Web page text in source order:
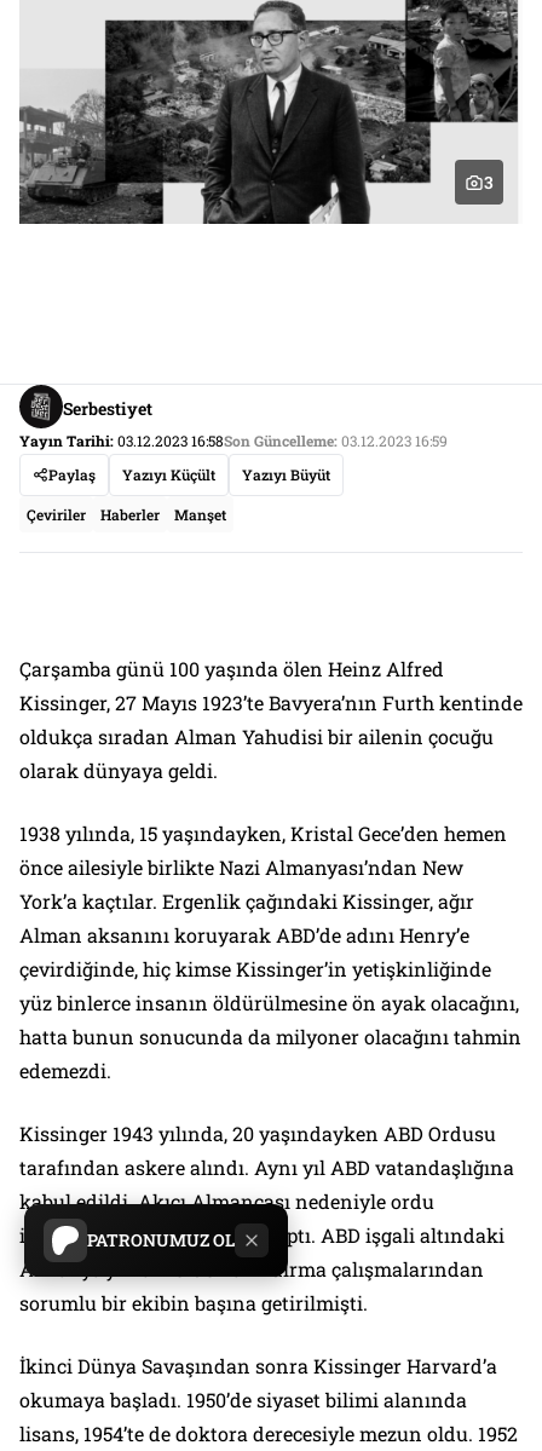
PATRONUMUZ OL
3
Serbestiyet
Yayın Tarihi:03.12.2023 16:58Son Güncelleme:03.12.2023 16:59
Paylaş
Yazıyı Küçült Yazıyı Büyüt
Çeviriler Haberler Manşet
Çarşamba günü 100 yaşında ölen Heinz Alfred
Kissinger, 27 Mayıs 1923’te Bavyera’nın Furth kentinde
oldukça sıradan Alman Yahudisi bir ailenin çocuğu
olarak dünyaya geldi.
1938 yılında, 15 yaşındayken, Kristal Gece’den hemen
önce ailesiyle birlikte Nazi Almanyası’ndan New
York’a kaçtılar. Ergenlik çağındaki Kissinger, ağır
Alman aksanını koruyarak ABD’de adını Henry’e
çevirdiğinde, hiç kimse Kissinger’in yetişkinliğinde
yüz binlerce insanın öldürülmesine ön ayak olacağını,
hatta bunun sonucunda da milyoner olacağını tahmin
edemezdi.
Kissinger 1943 yılında, 20 yaşındayken ABD Ordusu
tarafından askere alındı. Aynı yıl ABD vatandaşlığına
kabul edildi. Akıcı Almancası nedeniyle ordu
istihbarat biriminde görev yaptı. ABD işgali altındaki
Almanya’yı Nazilerden arındırma çalışmalarından
sorumlu bir ekibin başına getirilmişti.
İkinci Dünya Savaşından sonra Kissinger Harvard’a
okumaya başladı. 1950’de siyaset bilimi alanında
lisans, 1954’te de doktora derecesiyle mezun oldu. 1952